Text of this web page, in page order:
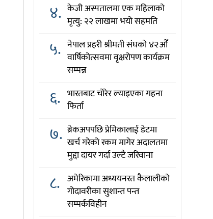
४. केजी अस्पतालमा एक महिलाको
मृत्यु: २२ लाखमा भयो सहमति
५. नेपाल प्रहरी श्रीमती संघको ४२औँ
वार्षिकोत्सवमा वृक्षरोपण कार्यक्रम
सम्पन्न
६. भारतबाट चोरेर ल्याइएका गहना
फिर्ता
७. ब्रेकअपपछि प्रेमिकालाई डेटमा
खर्च गरेको रकम मागेर अदालतमा
मुद्दा दायर गर्दा उल्टै जरिवाना
८. अमेरिकामा अध्ययनरत कैलालीको
गोदावरीका सुशान्त पन्त
सम्पर्कविहीन